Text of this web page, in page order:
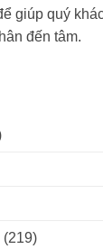
giúp quý
đến tâm.
(219)